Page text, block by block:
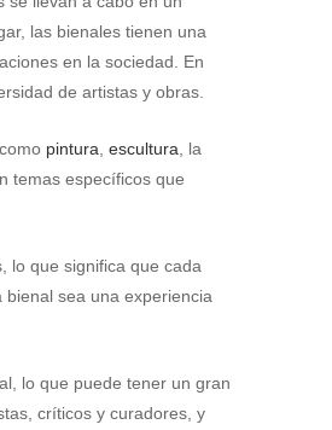
las bienales tienen una
en la sociedad. En
de artistas y obras.
pintura, escultura, la
temas específicos que
lo que significa que cada
sea una experiencia
lo que puede tener un gran
críticos y curadores, y